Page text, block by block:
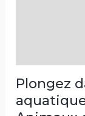
Plongez